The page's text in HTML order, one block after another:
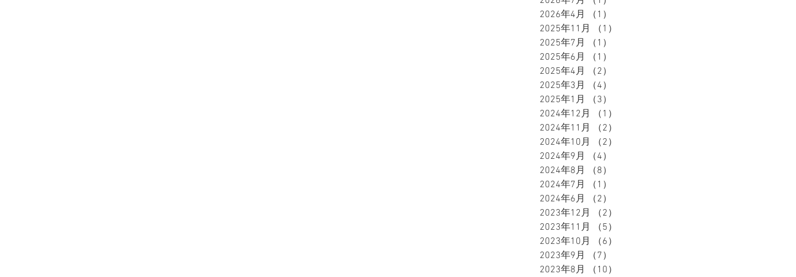
2026年4月
（1）
2025年11月
（1）
2025年7月
（1）
2025年6月
（1）
2025年4月
（2）
2025年3月
（4）
2025年1月
（3）
2024年12月
（1）
2024年11月
（2）
2024年10月
（2）
2024年9月
（4）
2024年8月
（8）
2024年7月
（1）
2024年6月
（2）
2023年12月
（2）
2023年11月
（5）
2023年10月
（6）
2023年9月
（7）
2023年8月
（10）